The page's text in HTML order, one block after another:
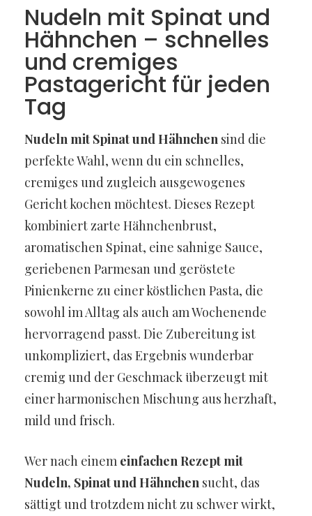
Nudeln mit Spinat und
Hähnchen – schnelles
und cremiges
Pastagericht für jeden
Tag
Nudeln mit Spinat und Hähnchen sind die
perfekte Wahl, wenn du ein schnelles,
cremiges und zugleich ausgewogenes
Gericht kochen möchtest. Dieses Rezept
kombiniert zarte Hähnchenbrust,
aromatischen Spinat, eine sahnige Sauce,
geriebenen Parmesan und geröstete
Pinienkerne zu einer köstlichen Pasta, die
sowohl im Alltag als auch am Wochenende
hervorragend passt. Die Zubereitung ist
unkompliziert, das Ergebnis wunderbar
cremig und der Geschmack überzeugt mit
einer harmonischen Mischung aus herzhaft,
mild und frisch.
Wer nach einem einfachen Rezept mit
Nudeln, Spinat und Hähnchen sucht, das
sättigt und trotzdem nicht zu schwer wirkt,